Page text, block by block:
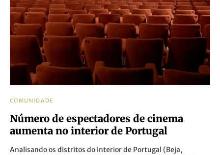
COMUNIDADE
Número de espectadores de cinema
aumenta no interior de Portugal
Analisando os distritos do interior de Portugal (Beja,